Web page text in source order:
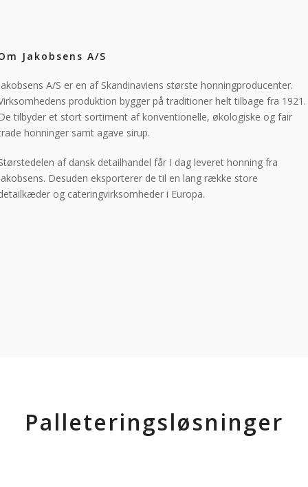
Jakobsens A/S
A/S er en af Skandinaviens største honningproducenter.
produktion bygger på traditioner helt tilbage fra 1921.
tilbyder et stort sortiment af konventionelle, økologiske og fair
honninger samt agave sirup.
af dansk detailhandel får I dag leveret honning fra
Desuden eksporterer de til en lang række store
og cateringvirksomheder i Europa.
Palleteringsløsninger